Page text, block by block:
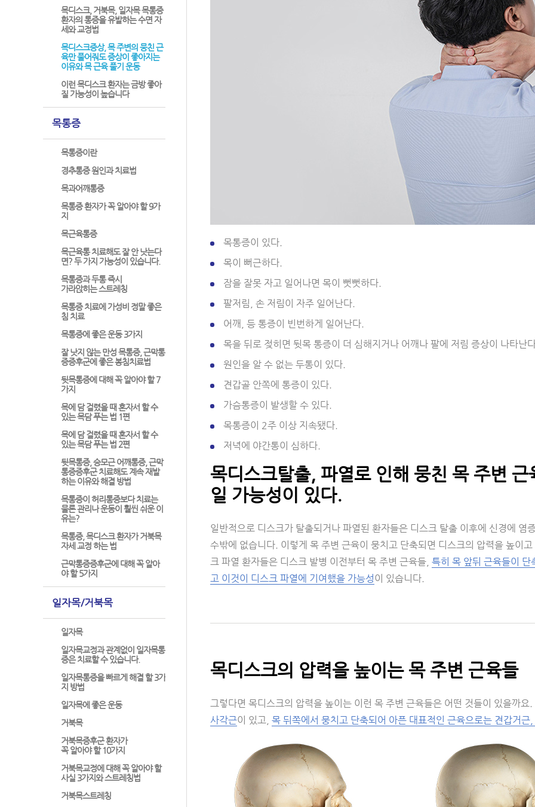
목디스크, 거북목, 일자목 목통증
환자의 통증을 유발하는 수면 자
세와 교정법
목디스크증상, 목 주변의 뭉친 근
육만 풀어줘도 증상이 좋아지는
이유와 목 근육 풀기 운동
이런 목디스크 환자는 금방 좋아
질 가능성이 높습니다
목통증
목통증이란
경추통증 원인과 치료법
목과어깨통증
목통증 환자가 꼭 알아야 할 9가
지
목근육통증
목근육통 치료해도 잘 안 낫는다
면? 두 가지 가능성이 있습니다.
목통증과 두통 즉시
가라앉히는 스트레칭
목통증 치료에 가성비 정말 좋은
침 치료
목통증에 좋은 운동 3가지
잘 낫지 않는 만성 목통증, 근막통
증증후군에 좋은 봉침치료법
뒷목통증에 대해 꼭 알아야 할 7
가지
목에 담 걸렸을 때 혼자서 할 수
있는 목담 푸는 법 1편
목에 담 걸렸을 때 혼자서 할 수
있는 목담 푸는 법 2편
뒷목통증, 승모근 어깨통증, 근막
통증증후군 치료해도 계속 재발
하는 이유와 해결 방법
목통증이 허리통증보다 치료는
물론 관리나 운동이 훨씬 쉬운 이
유는?
목통증, 목디스크 환자가 거북목
자세 교정 하는 법
근막통증증후군에 대해 꼭 알아
야 할 5가지
일자목/거북목
일자목
일자목교정과 관계없이 일자목통
증은 치료할 수 있습니다.
일자목통증을 빠르게 해결 할 3가
지 방법
일자목에 좋은 운동
거북목
거북목증후군 환자가
꼭 알아야 할 10가지
거북목교정에 대해 꼭 알아야 할
사실 3가지와 스트레칭법
거북목스트레칭
목통증이 있다.
목이 뻐근하다.
잠을 잘못 자고 일어나면 목이 뻣뻣하다.
팔저림, 손 저림이 자주 일어난다.
어깨, 등 통증이 빈번하게 일어난다.
목을 뒤로 젖히면 뒷목 통증이 더 심해지거나 어깨나 팔에 저림 증상이 나타난
원인을 알 수 없는 두통이 있다.
견갑골 안쪽에 통증이 있다.
가슴통증이 발생할 수 있다.
목통증이 2주 이상 지속됐다.
저녁에 야간통이 심하다.
목디스크탈출, 파열로 인해 뭉친 목 주변
일 가능성이 있다.
일반적으로 디스크가 탈출되거나 파열된 환자들은 디스크 탈출 이후에 신경에 염
수밖에 없습니다. 이렇게 목 주변 근육이 뭉치고 단축되면 디스크의 압력을 높이
크 파열 환자들은 디스크 발병 이전부터 목 주변 근육들, 특히 목 앞뒤 근육들이
고 이것이 디스크 파열에 기여했을 가능성이 있습니다.
목디스크의 압력을 높이는 목 주변 근육들
그렇다면 목디스크의 압력을 높이는 이런 목 주변 근육들은 어떤 것들이 있을까요
사각근이 있고, 목 뒤쪽에서 뭉치고 단축되어 아픈 대표적인 근육으로는 견갑거근